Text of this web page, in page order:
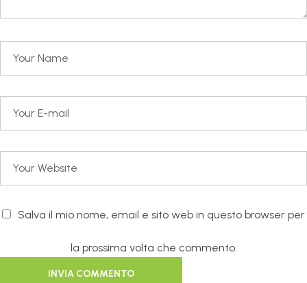
Salva il mio nome, email e sito web in questo browser per
la prossima volta che commento.